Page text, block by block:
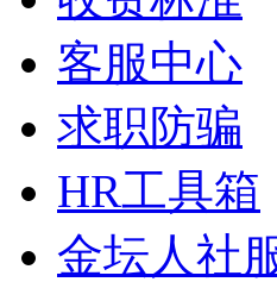
客服中心
求职防骗
HR工具箱
金坛人社